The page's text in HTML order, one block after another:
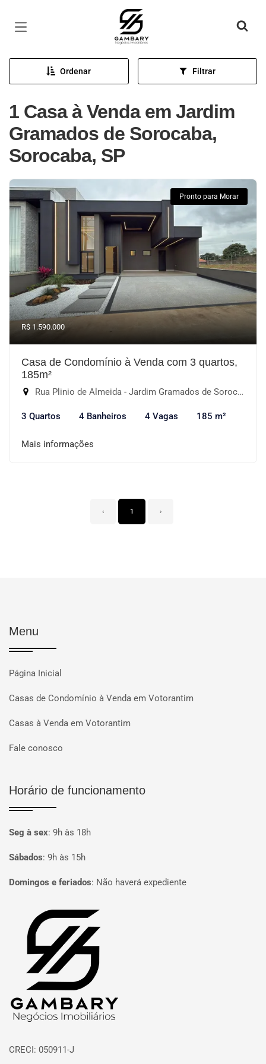
Página inicial
Ordenar Filtrar
1 Casa à Venda em Jardim
Gramados de Sorocaba,
Sorocaba, SP
Pronto para Morar
R$ 1.590.000
Casa de Condomínio à Venda com 3 quartos,
185m²
Rua Plinio de Almeida - Jardim Gramados de Sorocaba, Sorocaba-SP
3 Quartos 4 Banheiros 4 Vagas 185 m²
Mais informações
‹ 1 ›
Menu
Página Inicial
Casas de Condomínio à Venda em Votorantim
Casas à Venda em Votorantim
Fale conosco
Horário de funcionamento
Seg à sex: 9h às 18h
Sábados: 9h às 15h
Domingos e feriados: Não haverá expediente
Página inicial
CRECI: 050911-J